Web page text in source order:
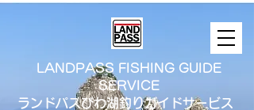
LANDPASS FISHING GUIDE
SERVICE
ランドパスびわ湖釣りガイドサービス